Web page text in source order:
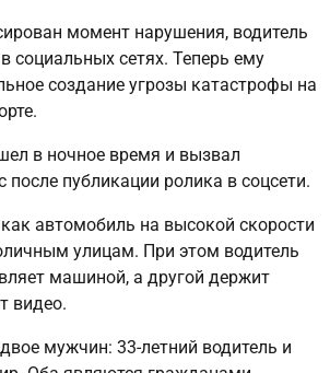
момент нарушения, водитель
социальных сетях. Теперь ему
создание угрозы катастрофы на
в ночное время и вызвал
после публикации ролика в соцсети.
автомобиль на высокой скорости
улицам. При этом водитель
машиной, а другой держит
видео.
мужчин: 33-летний водитель и